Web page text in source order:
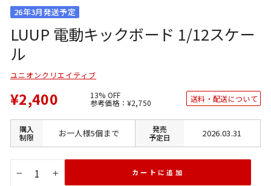
26年3月発送予定
LUUP 電動キックボード 1/12スケー
ル
ユニオンクリエイティブ
¥2,400 13% OFF
参考価格：通
価
¥2,750
格
送料・配送について
購入
制限
お一人様5個まで
発売
予定日
2026.03.31
+
カートに追加